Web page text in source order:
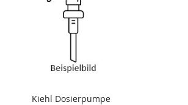
Kiehl Dosierpumpe